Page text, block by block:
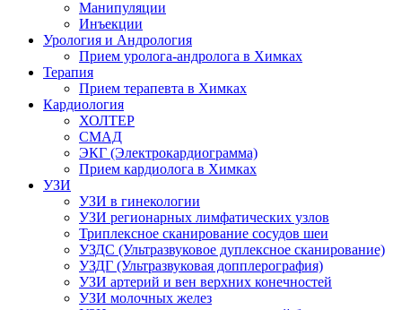
Манипуляции
Инъекции
Урология и Андрология
Прием уролога-андролога в Химках
Терапия
Прием терапевта в Химках
Кардиология
ХОЛТЕР
СМАД
ЭКГ (Электрокардиограмма)
Прием кардиолога в Химках
УЗИ
УЗИ в гинекологии
УЗИ регионарных лимфатических узлов
Триплексное сканирование сосудов шеи
УЗДС (Ультразвуковое дуплексное сканирование)
УЗДГ (Ультразвуковая допплерография)
УЗИ артерий и вен верхних конечностей
УЗИ молочных желез